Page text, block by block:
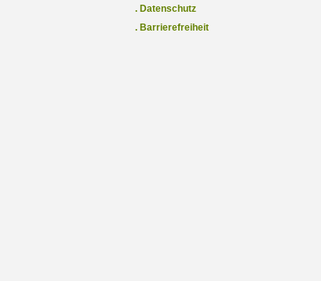
Datenschutz
Barrierefreiheit